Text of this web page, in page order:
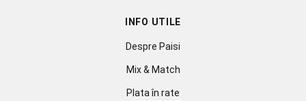
INFO UTILE
Despre Paisi
Mix & Match
Plata în rate